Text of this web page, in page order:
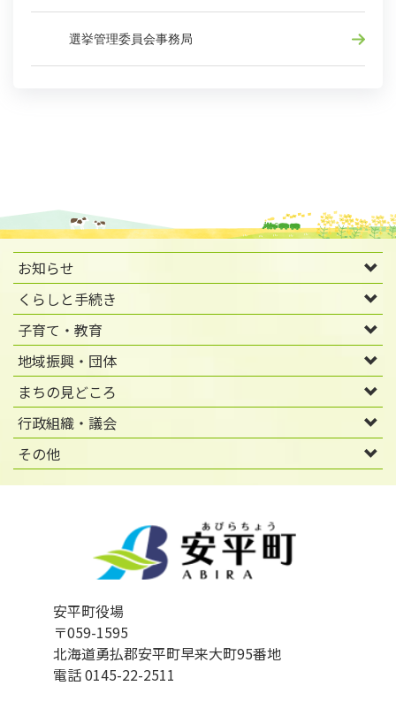
選挙管理委員会事務局
お知らせ
くらしと手続き
子育て・教育
地域振興・団体
まちの見どころ
行政組織・議会
その他
安平町役場
〒059-1595
北海道勇払郡安平町早来大町95番地
電話 0145-22-2511